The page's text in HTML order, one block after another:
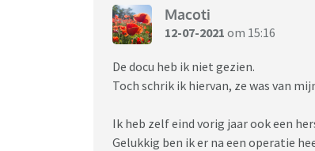
Macoti
12-07-2021 om 15:16
De docu heb ik niet gezien.
Toch schrik ik hiervan, ze was van
Ik heb zelf eind vorig jaar ook een
Gelukkig ben ik er na een operatie